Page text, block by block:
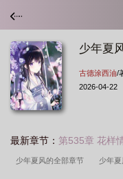
少年夏
古德涂西油/
2026-04-22
最新章节： 第535章 花样
少年夏风的全部章节 少年